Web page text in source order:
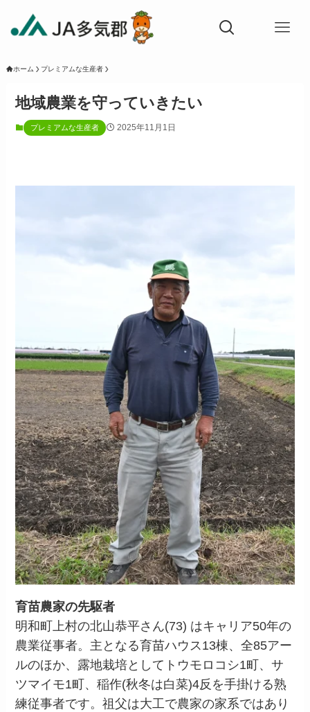
ホーム プレミアムな生産者
地域農業を守っていきたい
プレミアムな生産者 2025年11月1日
育苗農家の先駆者
明和町上村の北山恭平さん(73) はキャリア50年の
農業従事者。主となる育苗ハウス13棟、全85アー
ルのほか、露地栽培としてトウモロコシ1町、サ
ツマイモ1町、稲作(秋冬は白菜)4反を手掛ける熟
練従事者です。祖父は大工で農家の家系ではあり